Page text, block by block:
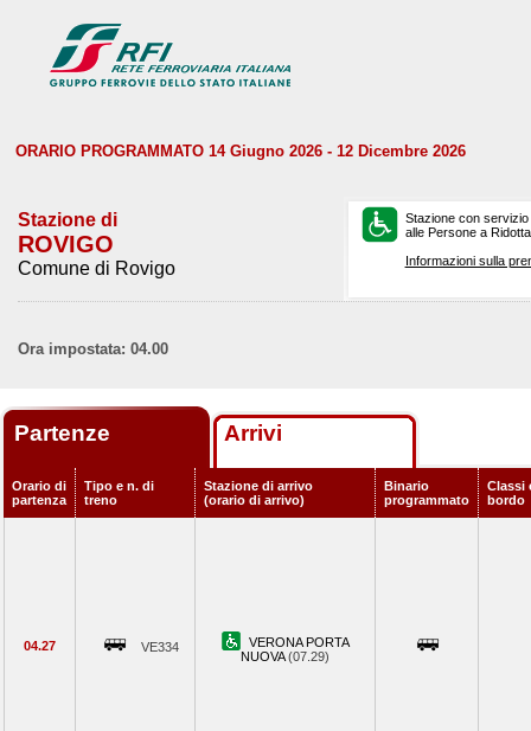
ORARIO PROGRAMMATO 14 Giugno 2026 - 12 Dicembre 2026
Stazione di
ROVIGO
Comune di Rovigo
Stazione con
alle Persone a
Informazioni sulla
Ora impostata: 04.00
Partenze Arrivi
Orario di
partenza
Tipo e n. di
treno
Stazione di arrivo
(orario di arrivo)
Binario
programmato
Classi
bordo
04.27 VE334
VERONA PORTA
NUOVA(07.29)